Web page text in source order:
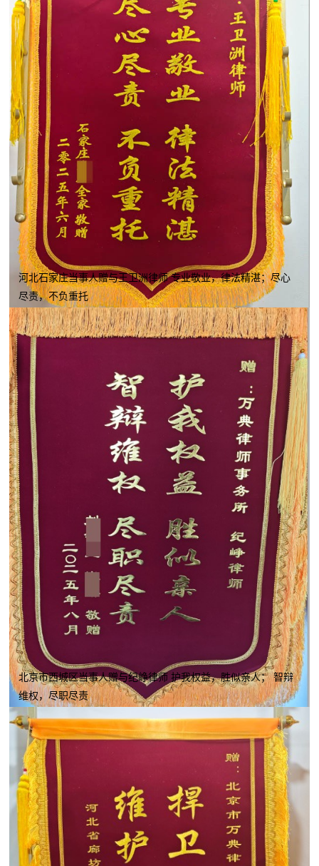
河北石家庄当事人赠与王卫洲律师 专业敬业，律法精湛；尽心
尽责，不负重托
北京市西城区当事人赠与纪峥律师 护我权益，胜似亲人； 智辩
维权，尽职尽责